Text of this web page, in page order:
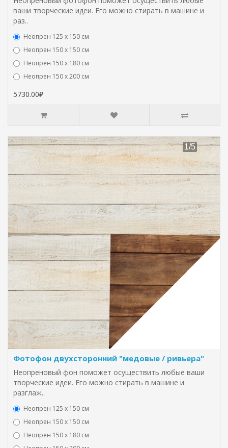
ваши творческие идеи. Его можно стирать в машине и
раз..
Неопрен 125 х 150 см
Неопрен 150 х 150 см
Неопрен 150 х 180 см
Hеопрен 150 х 200 см
5730.00₽
Фотофон двухсторонний "медовые / ривьера"
Неопреновый фон поможет осуществить любые ваши
творческие идеи. Его можно стирать в машине и
разглаж..
Неопрен 125 х 150 см
Неопрен 150 х 150 см
Неопрен 150 х 180 см